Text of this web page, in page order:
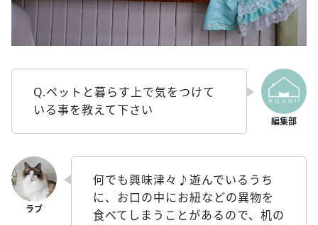
Q.ペットと暮らす上で気をつけて
いる事を教えて下さい
何でも興味津々♪遊んでいるうち
に、お口の中にお紐などの異物を
食べてしまうことがあるので、机の